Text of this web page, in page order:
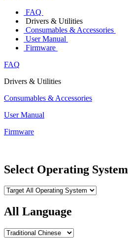
FAQ
Drivers & Utilities
Consumables & Accessories
User Manual
Firmware
FAQ
Drivers & Utilities
Consumables & Accessories
User Manual
Firmware
Select Operating System
All Language